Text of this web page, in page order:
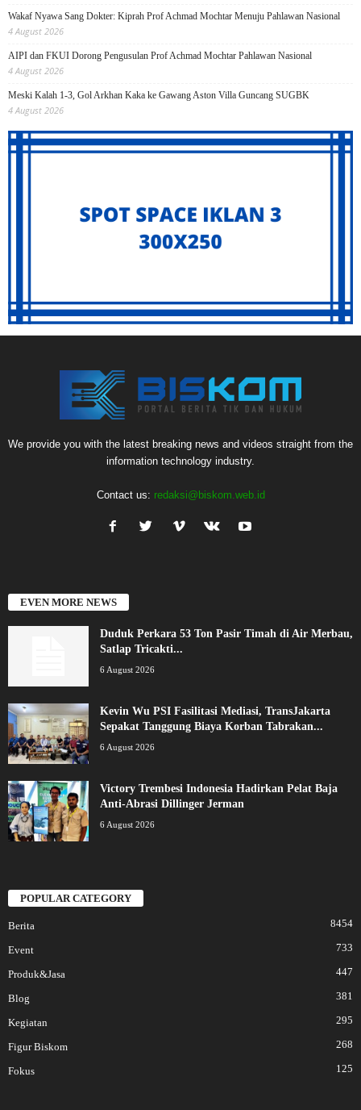
Wakaf Nyawa Sang Dokter: Kiprah Prof Achmad Mochtar Menuju Pahlawan Nasional
4 August 2026
AIPI dan FKUI Dorong Pengusulan Prof Achmad Mochtar Pahlawan Nasional
4 August 2026
Meski Kalah 1-3, Gol Arkhan Kaka ke Gawang Aston Villa Guncang SUGBK
4 August 2026
We provide you with the latest breaking news and videos straight from the
information technology industry.
Contact us: redaksi@biskom.web.id
EVEN MORE NEWS
Duduk Perkara 53 Ton Pasir Timah di Air Merbau,
Satlap Tricakti...
6 August 2026
Kevin Wu PSI Fasilitasi Mediasi, TransJakarta
Sepakat Tanggung Biaya Korban Tabrakan...
6 August 2026
Victory Trembesi Indonesia Hadirkan Pelat Baja
Anti-Abrasi Dillinger Jerman
6 August 2026
POPULAR CATEGORY
Berita 8454
Event 733
Produk&Jasa 447
Blog 381
Kegiatan 295
Figur Biskom 268
Fokus 125